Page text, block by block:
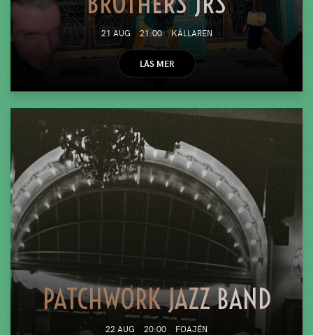
21 AUG 21:00 KÄLLAREN
LÄS MER
PATCHWORK JAZZ BAND
22 AUG 20:00 FOAJÉN